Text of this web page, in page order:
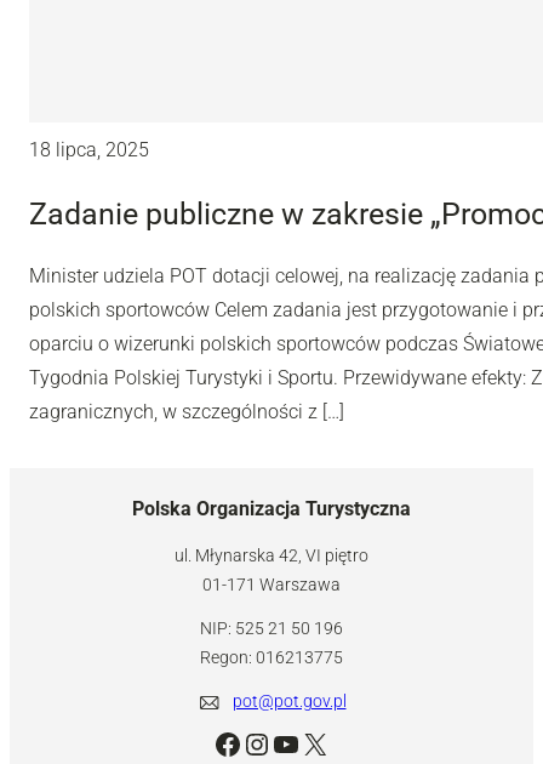
18 lipca, 2025
Zadanie publiczne w zakresie
Minister udziela POT dotacji celowej, na realizację
polskich sportowców Celem zadania jest przygotowanie i
oparciu o wizerunki polskich sportowców podczas
Tygodnia Polskiej Turystyki i Sportu. Przewidywane efekty:
zagranicznych, w szczególności z […]
Polska Organizacja Turystyczna
ul. Młynarska 42, VI piętro
01-171 Warszawa
NIP: 525 21 50 196
Regon: 016213775
pot@pot.gov.pl
Facebook Instagram YouTube X